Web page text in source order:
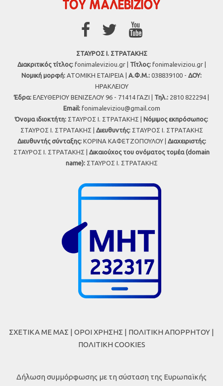
ΣΤΑΥΡΟΣ Ι. ΣΤΡΑΤΑΚΗΣ
Διακριτικός τίτλος:fonimaleviziou.gr | Τίτλος:fonimaleviziou.gr |
Νομική μορφή: ΑΤΟΜΙΚΗ ΕΤΑΙΡΕΙΑ | Α.Φ.Μ.: 038839100 - ΔΟΥ:
ΗΡΑΚΛΕΙΟΥ
Έδρα: ΕΛΕΥΘΕΡΙΟΥ ΒΕΝΙΖΕΛΟΥ 96 - 71414 ΓΑΖΙ | Τηλ.: 2810 822294 |
Εmail: fonimaleviziou@gmail.com
Όνομα ιδιοκτήτη: ΣΤΑΥΡΟΣ Ι. ΣΤΡΑΤΑΚΗΣ | Νόμιμος εκπρόσωπος:
ΣΤΑΥΡΟΣ Ι. ΣΤΡΑΤΑΚΗΣ | Διευθυντής:ΣΤΑΥΡΟΣ Ι. ΣΤΡΑΤΑΚΗΣ
Διευθυντής σύνταξης:ΚΟΡΙΝΑ ΚΑΦΕΤΖΟΠΟΥΛΟΥ | Διαχειριστής:
ΣΤΑΥΡΟΣ Ι. ΣΤΡΑΤΑΚΗΣ | Δικαιούχος του ονόματος τομέα (domain
name):ΣΤΑΥΡΟΣ Ι. ΣΤΡΑΤΑΚΗΣ
ΣΧΕΤΙΚΑ ΜΕ ΜΑΣ | ΟΡΟΙ ΧΡΗΣΗΣ | ΠΟΛΙΤΙΚΗ ΑΠΟΡΡΗΤΟΥ |
ΠΟΛΙΤΙΚΗ COOKIES
Δήλωση συμμόρφωσης με τη σύσταση της Ευρωπαϊκής